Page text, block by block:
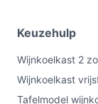
Keuzehulp
Wijnkoelkast 2
Wijnkoelkast
Tafelmodel